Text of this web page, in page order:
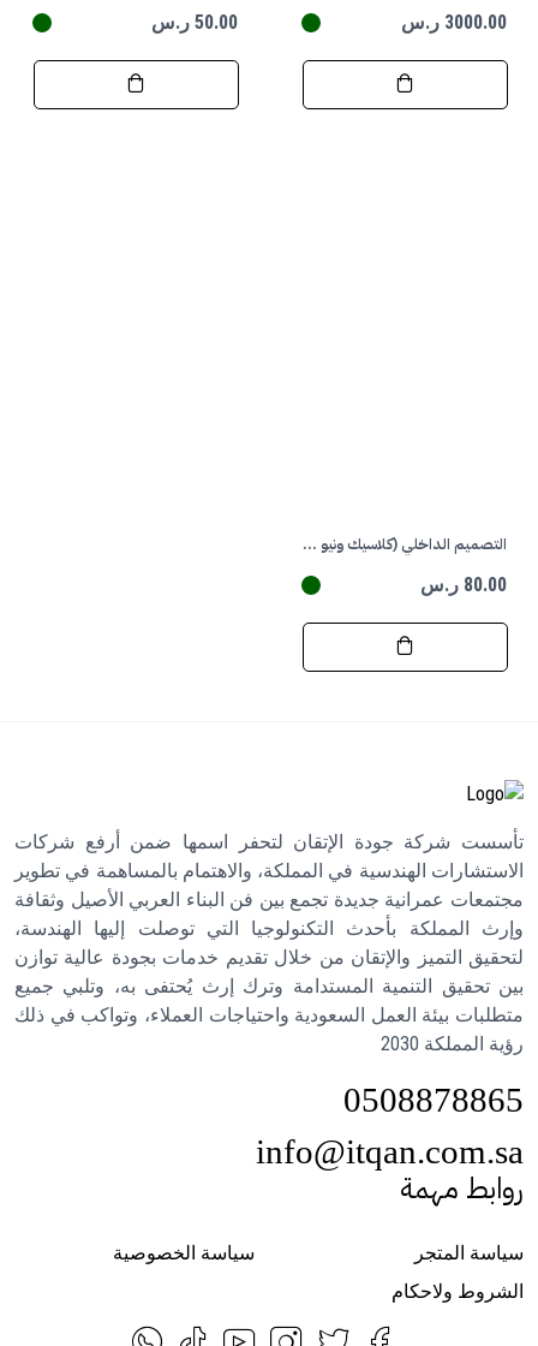
3000.00 ر.س
50.00 ر.س
التصميم الداخلي (كلاسيك ونيو كلاسيك) 50م/2
80.00 ر.س
تأسست شركة جودة الإتقان لتحفر اسمها ضمن أرفع شركات
الاستشارات الهندسية في المملكة، والاهتمام بالمساهمة في تطوير
مجتمعات عمرانية جديدة تجمع بين فن البناء العربي الأصيل وثقافة
وإرث المملكة بأحدث التكنولوجيا التي توصلت إليها الهندسة،
لتحقيق التميز والإتقان من خلال تقديم خدمات بجودة عالية توازن
بين تحقيق التنمية المستدامة وترك إرث يُحتفى به، وتلبي جميع
متطلبات بيئة العمل السعودية واحتياجات العملاء، وتواكب في ذلك
رؤية المملكة 2030
0508878865
info@itqan.com.sa
روابط مهمة
سياسة المتجر
سياسة الخصوصية
الشروط ولاحكام